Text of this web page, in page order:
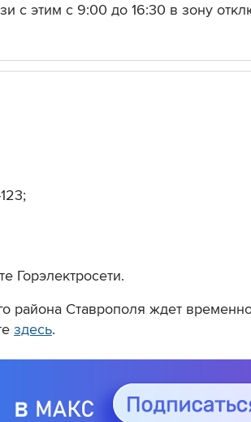
с этим с 9:00 до 16:30 в зону
Горэлектросети.
района Ставрополя ждет
здесь.